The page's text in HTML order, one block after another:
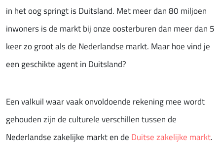
in het oog springt is Duitsland. Met meer dan 80 miljoen
inwoners is de markt bij onze oosterburen dan meer dan 5
keer zo groot als de Nederlandse markt. Maar hoe vind je
een geschikte agent in Duitsland?
Een valkuil waar vaak onvoldoende rekening mee wordt
gehouden zijn de culturele verschillen tussen de
Nederlandse zakelijke markt en de Duitse zakelijke markt.